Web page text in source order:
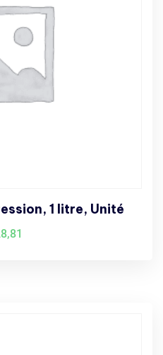
1 litre, Unité